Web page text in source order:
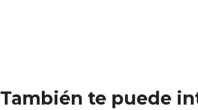
También te puede